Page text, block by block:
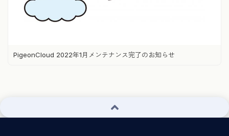
PigeonCloud 2022年1月メンテナンス完了のお知らせ